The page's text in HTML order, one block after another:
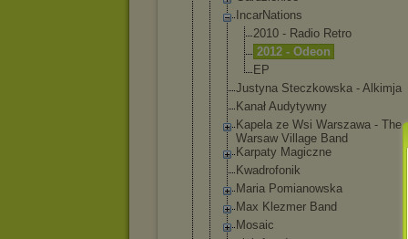
IncarNations
2010 - Radio Retro
2012 - Odeon
EP
Justyna Steczkowska - Alkimja
Kanał Audytywny
Kapela ze Wsi Warszawa - The
Warsaw Village Band
Karpaty Magiczne
Kwadrofonik
Maria Pomianowska
Max Klezmer Band
Mosaic